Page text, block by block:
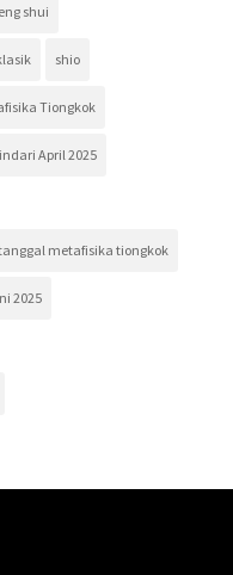
shui
shio
Tiongkok
April 2025
metafisika tiongkok
2025